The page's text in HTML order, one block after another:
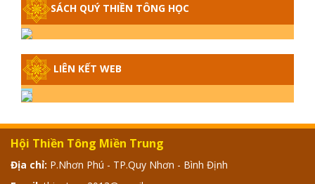
GIẢI ĐÁP THIỀN TÔNG ĐẶC BIỆT -
P14 - NGUỒN GỐC ÂM LỊCH DƯƠNG
LỊCH - TẦNG BÌNH LƯU LỚN ĐẾN
ĐÂU
GIẢ | TTTD
GIẢI ĐÁP THIỀN TÔNG ĐẶC BIỆT -
P12 - SỰ THẬT VỀ ĐẠI HỒNG THỦY?
TRỜI ĐÁNH THÁNH ĐÂM THẦN VẶN
SÁCH QUÝ THIỀN TÔNG HỌC
LIÊN KẾT WEB
Hội Thiền Tông Miền Trung
Địa chỉ: P.Nhơn Phú - TP.Quy Nhơn - Bình Định